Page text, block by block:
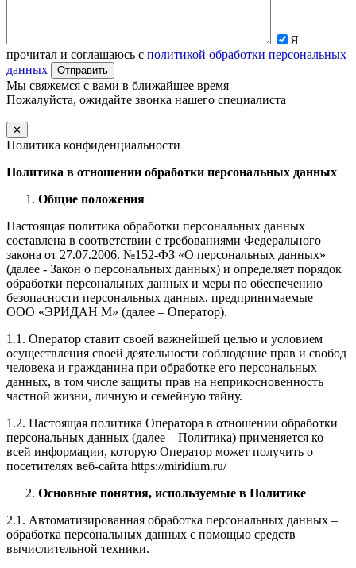
Я
прочитал и соглашаюсь с политикой обработки персональных
данных
Мы свяжемся с вами в ближайшее время
Пожалуйста, ожидайте звонка нашего специалиста
✕
Политика конфиденциальности
Политика в отношении обработки персональных данных
Общие положения
Настоящая политика обработки персональных данных
составлена в соответствии с требованиями Федерального
закона от 27.07.2006. №152-ФЗ «О персональных данных»
(далее - Закон о персональных данных) и определяет порядок
обработки персональных данных и меры по обеспечению
безопасности персональных данных, предпринимаемые
ООО «ЭРИДАН М» (далее – Оператор).
1.1. Оператор ставит своей важнейшей целью и условием
осуществления своей деятельности соблюдение прав и свобод
человека и гражданина при обработке его персональных
данных, в том числе защиты прав на неприкосновенность
частной жизни, личную и семейную тайну.
1.2. Настоящая политика Оператора в отношении обработки
персональных данных (далее – Политика) применяется ко
всей информации, которую Оператор может получить о
посетителях веб-сайта https://miridium.ru/
Основные понятия, используемые в Политике
2.1. Автоматизированная обработка персональных данных –
обработка персональных данных с помощью средств
вычислительной техники.